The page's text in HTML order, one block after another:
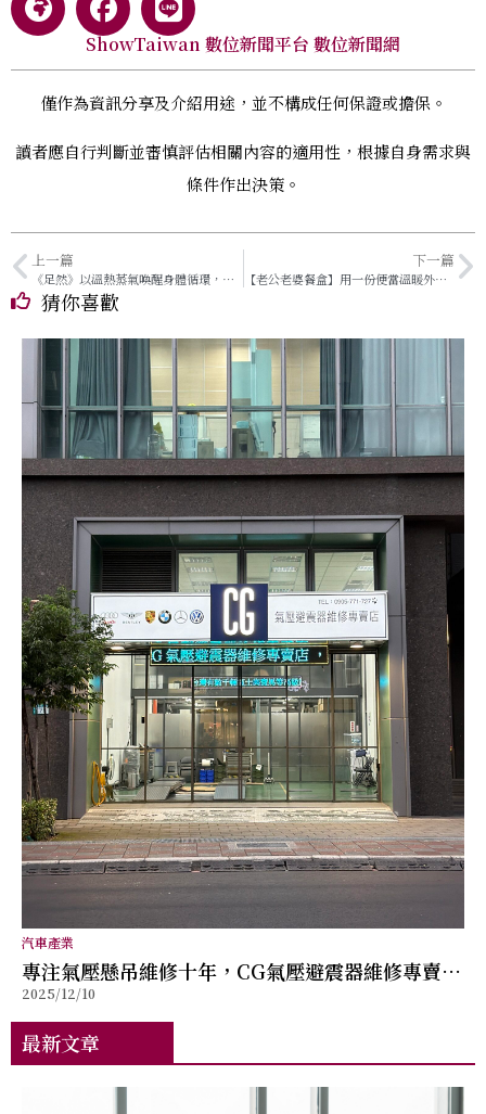
ShowTaiwan 數位新聞平台 數位新聞網
僅作為資訊分享及介紹用途，並不構成任何保證或擔保。
讀者應自行判斷並審慎評估相關內容的適用性，根據自身需求與
條件作出決策。
上一篇
《足然》以溫熱蒸氣喚醒身體循環，從小眾體驗走向身心養護的日常選擇
下一篇
【老公老婆餐盒】用一份便當溫暖外食族的心
猜你喜歡
汽車產業
專注氣壓懸吊維修十年，CG氣壓避震器維修專賣店
以專業檢測回應高級進口車主需求
2025/12/10
最新文章